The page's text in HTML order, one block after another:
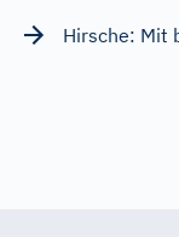
Hirsche: Mit